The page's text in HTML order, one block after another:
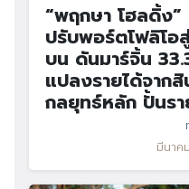
“พฤกษา โฮลดิ้ง
ปรับพอร์ตโฟลิโอ
บน ดันมาร์จิ้น
แปลงรายได้จาก
กลยุทธ์หลัก ปั้นร
มีนา